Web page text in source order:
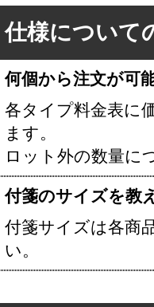
仕様について
何個から注文が可
各タイプ料金表に
ます。
ロット外の数量に
付箋のサイズを教
付箋サイズは各商
い。